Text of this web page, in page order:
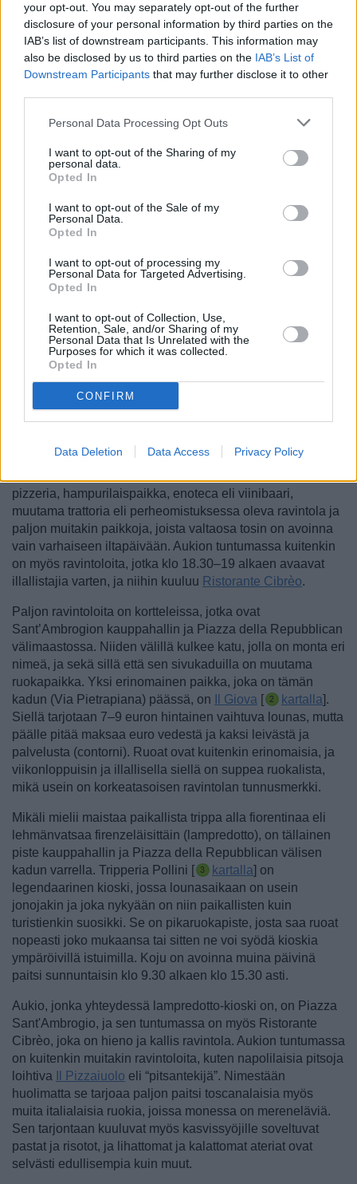
your opt-out. You may separately opt-out of the further
disclosure of your personal information by third parties on the
IAB’s list of downstream participants. This information may
also be disclosed by us to third parties on the IAB’s List of
Downstream Participants that may further disclose it to other
Personal Data Processing Opt Outs
I want to opt-out of the Sharing of my
personal data.
Opted In
I want to opt-out of the Sale of my
Personal Data.
Opted In
I want to opt-out of processing my
Personal Data for Targeted Advertising.
Opted In
I want to opt-out of Collection, Use,
Retention, Sale, and/or Sharing of my
Personal Data that Is Unrelated with the
Purposes for which it was collected.
Opted In
CONFIRM
Data Deletion Data Access Privacy Policy
viettää muutenkin aikaa. Isolla porukalla sinne ei kannata
mennä, mutta esimerkiksi pariskunnat viihtyvät siellä
erinomaisesti. Yksi kauppahallin ravintoloista on pidetty
Trattoria da Rocco.
Mikäli mielii maistaa paikallista trippa alla fiorentinaa
eli lehmänvatsaa firenzeläisittäin (lampredotto), on
Tripperia Pollini legendaarinen kioski, jossa
lounasaikaan on usein jonojakin.
tuntumassa on paljon hyviä ravintoloita, joista vain harvat
pizzeria, hampurilaispaikka, enoteca eli viinibaari,
muutama trattoria eli perheomistuksessa oleva ravintola ja
paljon muitakin paikkoja, joista valtaosa tosin on avoinna
vain varhaiseen iltapäivään. Aukion tuntumassa kuitenkin
on myös ravintoloita, jotka klo 18.30–19 alkaen avaavat
illallistajia varten, ja niihin kuuluu Ristorante Cibrèo.
Paljon ravintoloita on kortteleissa, jotka ovat
Sant’Ambrogion kauppahallin ja Piazza della Repubblican
välimaastossa. Niiden välillä kulkee katu, jolla on monta eri
nimeä, ja sekä sillä että sen sivukaduilla on muutama
ruokapaikka. Yksi erinomainen paikka, joka on tämän
kadun (Via Pietrapiana) päässä, on
Il Giova [ kartalla].
Siellä tarjotaan 7–9 euron hintainen vaihtuva lounas, mutta
päälle pitää maksaa euro vedestä ja kaksi leivästä ja
palvelusta (contorni). Ruoat ovat kuitenkin erinomaisia, ja
viikonloppuisin ja illallisella siellä on suppea ruokalista,
mikä usein on korkeatasoisen ravintolan tunnusmerkki.
Mikäli mielii maistaa paikallista trippa alla fiorentinaa eli
lehmänvatsaa firenzeläisittäin (lampredotto), on tällainen
piste kauppahallin ja Piazza della Repubblican välisen
kadun varrella. Tripperia Pollini [
kartalla] on
legendaarinen kioski, jossa lounasaikaan on usein
jonojakin ja joka nykyään on niin paikallisten kuin
turistienkin suosikki. Se on pikaruokapiste, josta saa ruoat
nopeasti joko mukaansa tai sitten ne voi syödä kioskia
ympäröivillä istuimilla. Koju on avoinna muina päivinä
paitsi sunnuntaisin klo 9.30 alkaen klo 15.30 asti.
Aukio, jonka yhteydessä lampredotto-kioski on, on Piazza
Sant'Ambrogio, ja sen tuntumassa on myös Ristorante
Cibrèo, joka on hieno ja kallis ravintola. Aukion tuntumassa
on kuitenkin muitakin ravintoloita, kuten napolilaisia pitsoja
loihtiva
Il Pizzaiuolo eli “pitsantekijä”. Nimestään
huolimatta se tarjoaa paljon paitsi toscanalaisia myös
muita italialaisia ruokia, joissa monessa on mereneläviä.
Sen tarjontaan kuuluvat myös kasvissyöjille soveltuvat
pastat ja risotot, ja lihattomat ja kalattomat ateriat ovat
selvästi edullisempia kuin muut.